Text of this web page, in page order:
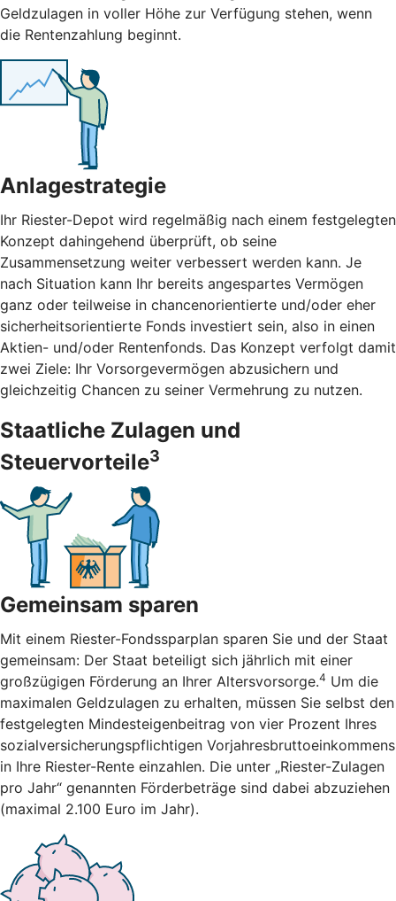
Geldzulagen in voller Höhe zur Verfügung stehen, wenn
die Rentenzahlung beginnt.
Anlagestrategie
Ihr Riester-Depot wird regelmäßig nach einem festgelegten
Konzept dahingehend überprüft, ob seine
Zusammensetzung weiter verbessert werden kann. Je
nach Situation kann Ihr bereits angespartes Vermögen
ganz oder teilweise in chancenorientierte und/oder eher
sicherheitsorientierte Fonds investiert sein, also in einen
Aktien- und/oder Rentenfonds. Das Konzept verfolgt damit
zwei Ziele: Ihr Vorsorgevermögen abzusichern und
gleichzeitig Chancen zu seiner Vermehrung zu nutzen.
Staatliche Zulagen und
Steuervorteile3
Gemeinsam sparen
Mit einem Riester-Fondssparplan sparen Sie und der Staat
gemeinsam: Der Staat beteiligt sich jährlich mit einer
großzügigen Förderung an Ihrer Altersvorsorge.4 Um die
maximalen Geldzulagen zu erhalten, müssen Sie selbst den
festgelegten Mindesteigenbeitrag von vier Prozent Ihres
sozialversicherungspflichtigen Vorjahresbruttoeinkommens
in Ihre Riester-Rente einzahlen. Die unter „Riester-Zulagen
pro Jahr“ genannten Förderbeträge sind dabei abzuziehen
(maximal 2.100 Euro im Jahr).